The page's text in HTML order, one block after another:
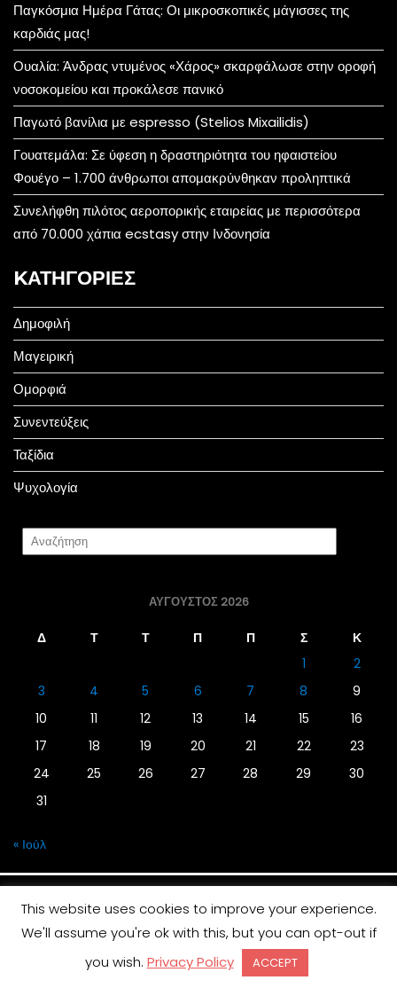
Παγκόσμια Ημέρα Γάτας: Οι μικροσκοπικές μάγισσες της
καρδιάς μας!
Ουαλία: Άνδρας ντυμένος «Χάρος» σκαρφάλωσε στην οροφή
νοσοκομείου και προκάλεσε πανικό
Παγωτό βανίλια με espresso (Stelios Mixailidis)
Γουατεμάλα: Σε ύφεση η δραστηριότητα του ηφαιστείου
Φουέγο – 1.700 άνθρωποι απομακρύνθηκαν προληπτικά
Συνελήφθη πιλότος αεροπορικής εταιρείας με περισσότερα
από 70.000 χάπια ecstasy στην Ινδονησία
KΑΤΗΓΟΡΊΕΣ
Δημοφιλή
Μαγειρική
Ομορφιά
Συνεντεύξεις
Ταξίδια
Ψυχολογία
ΑΎΓΟΥΣΤΟΣ 2026
Δ Τ Τ Π Π Σ
Κ
1
2
3
4 5 6 7 8
9
10
11 12 13 14 15
16
17
18 19 20 21 22
23
24
25 26 27 28 29
30
31
« Ιούλ
© 2019 | Screen Magazine - Ηλεκτρονική εφημερίδα
Contia
This website uses cookies to improve your experience.
We'll assume you're ok with this, but you can opt-out if
you wish. Privacy Policy ACCEPT